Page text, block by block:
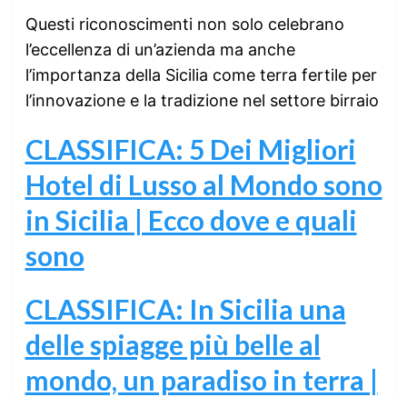
Questi riconoscimenti non solo celebrano
l’eccellenza di un’azienda ma anche
l’importanza della Sicilia come terra fertile per
l’innovazione e la tradizione nel settore birraio
CLASSIFICA: 5 Dei Migliori
Hotel di Lusso al Mondo sono
in Sicilia | Ecco dove e quali
sono
CLASSIFICA: In Sicilia una
delle spiagge più belle al
mondo, un paradiso in terra |